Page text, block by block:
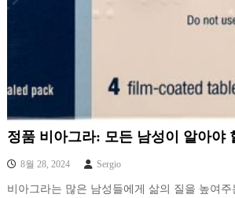
정품 비아그라: 모든 남성이 알아야
8월 28, 2024 Sergio
비아그라는 많은 남성들에게 삶의 질을 높여